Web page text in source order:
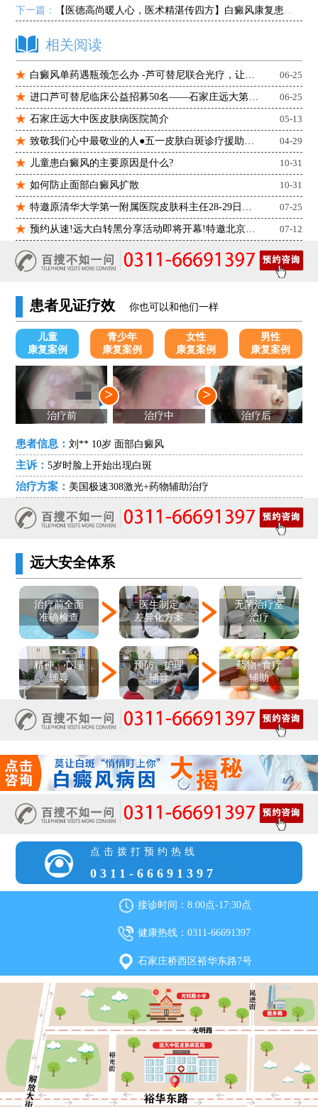
下一篇：
【医德高尚暖人心，医术精湛传四方】白癜风康复患者送来感谢锦旗
相关阅读
06-25
06-25
石家庄远大中医皮肤病医院简介 05-13
04-29
儿童患白癜风的主要原因是什么? 10-31
如何防止面部白癜风扩散 10-31
07-25
07-12
患者见证疗效 你也可以和他们一样
儿童
康复案例
青少年
康复案例
女性
康复案例
男性
康复案例
治疗前
>
治疗中
>
治疗后
患者信息：刘** 10岁 面部白癜风
主诉：5岁时脸上开始出现白斑
治疗方案： 美国极速308激光+药物辅助治疗
远大安全体系
治疗前全面
准确检查
医生制定
差异化方案
无菌治疗室
治疗
精神、心理
辅导
预防、护理
辅导
药物+食疗
辅助
点击拨打预约热线
0311-66691397
接诊时间：8:00点-17:30点
健康热线：0311-66691397
石家庄桥西区裕华东路7号